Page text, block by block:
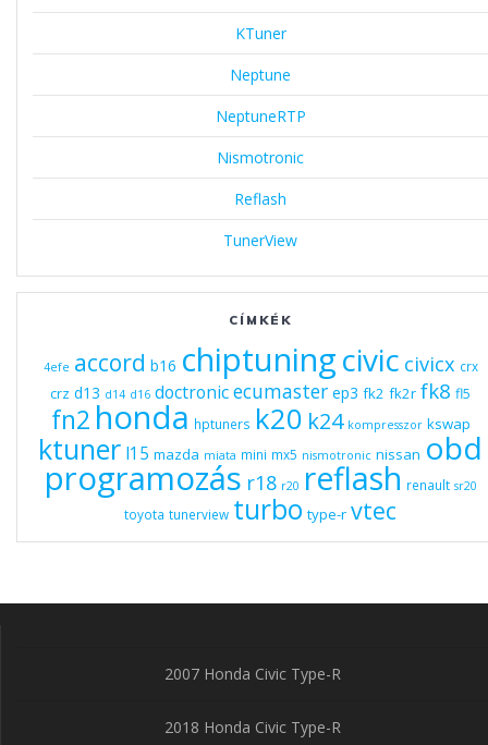
KTuner
Neptune
NeptuneRTP
Nismotronic
Reflash
TunerView
CÍMKÉK
4efe accord b16 chiptuningcivic civicx crx
crz d13 d14 d16 doctronicecumaster ep3 fk2 fk2r fk8 fl5
fn2 honda hptuners k20 k24 kompresszor kswap
ktuner l15 mazda miata mini mx5 nismotronic nissan obd
programozás r18 r20 reflash renault sr20
toyota tunerview turbo type-r vtec
2007 Honda Civic Type-R
2018 Honda Civic Type-R